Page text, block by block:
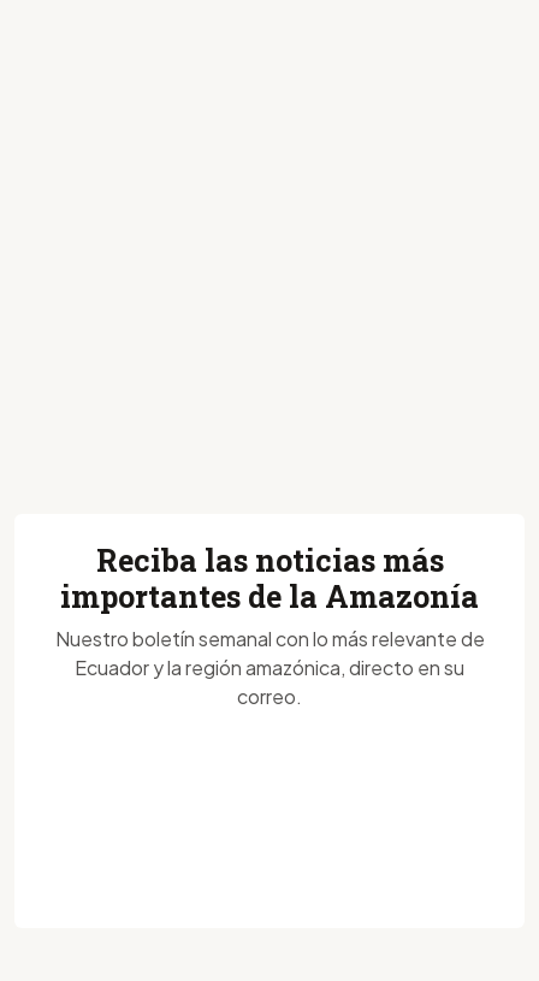
Reciba las noticias más
importantes de la Amazonía
Nuestro boletín semanal con lo más relevante de
Ecuador y la región amazónica, directo en su
correo.